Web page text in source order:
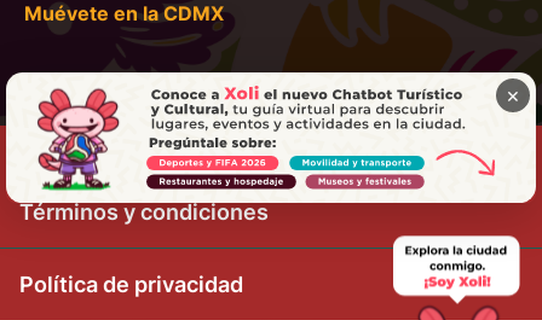
Muévete en la CDMX
Términos y condiciones
Política de privacidad
×